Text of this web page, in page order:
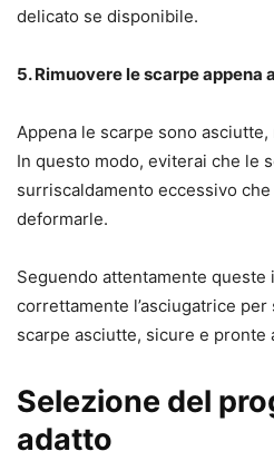
delicato se disponibile.
5. Rimuovere le scarpe appena
Appena le scarpe sono asciutte,
In questo modo, eviterai che le
surriscaldamento eccessivo
deformarle.
Seguendo attentamente
correttamente l’asciugatrice
scarpe asciutte, sicure e pronte
Selezione del
adatto